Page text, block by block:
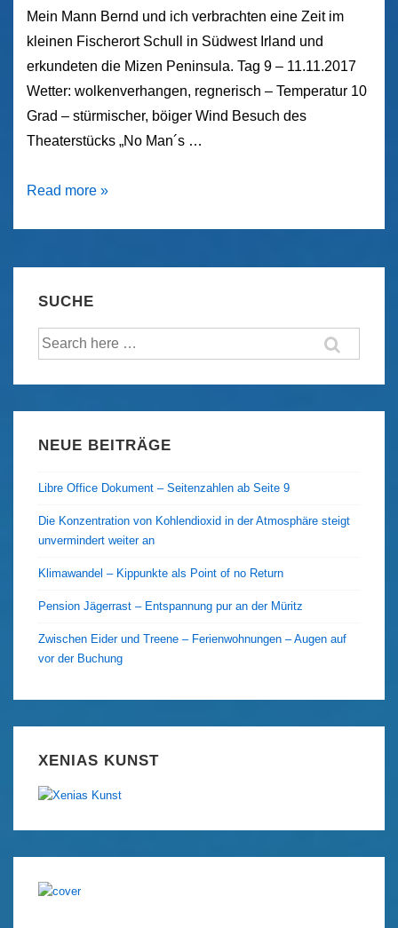
Mein Mann Bernd und ich verbrachten eine Zeit im
kleinen Fischerort Schull in Südwest Irland und
erkundeten die Mizen Peninsula. Tag 9 – 11.11.2017
Wetter: wolkenverhangen, regnerisch – Temperatur 10
Grad – stürmischer, böiger Wind Besuch des
Theaterstücks „No Man´s …
Reisetagebuch
Irland
Man`s
Land“,
Harold
Pinter
Read more »
SUCHE
Suche
NEUE BEITRÄGE
Libre Office Dokument – Seitenzahlen ab Seite 9
Die Konzentration von Kohlendioxid in der Atmosphäre steigt
unvermindert weiter an
Klimawandel – Kippunkte als Point of no Return
Pension Jägerrast – Entspannung pur an der Müritz
Zwischen Eider und Treene – Ferienwohnungen – Augen auf
vor der Buchung
XENIAS KUNST